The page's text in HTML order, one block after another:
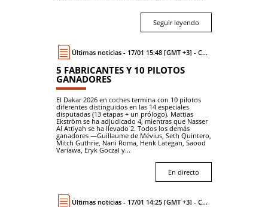
Seguir leyendo
Últimas noticias - 17/01 15:48 [GMT +3] - Coche
5 FABRICANTES Y 10 PILOTOS
GANADORES
El Dakar 2026 en coches termina con 10 pilotos
diferentes distinguidos en las 14 especiales
disputadas (13 etapas + un prólogo). Mattias
Ekström se ha adjudicado 4, mientras que Nasser
Al Attiyah se ha llevado 2. Todos los demás
ganadores —Guillaume de Mévius, Seth Quintero,
Mitch Guthrie, Nani Roma, Henk Lategan, Saood
Variawa, Eryk Goczal y...
En directo
Últimas noticias - 17/01 14:25 [GMT +3] - Coche